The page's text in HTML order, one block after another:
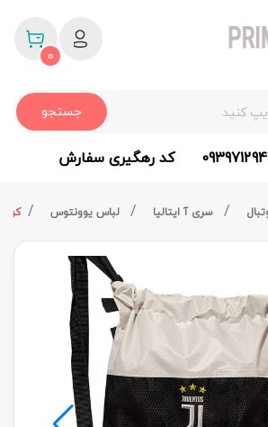
جستجو
0
کد رهگیری سفارش
سری آ ایتالیا لباس یوونتوس